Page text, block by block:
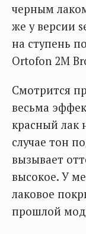
черным
же у версии
на ступень
Ortofon 2M
Смотрится
весьма
красный лак
случае тон
вызывает
высокое. У
лаковое
прошлой